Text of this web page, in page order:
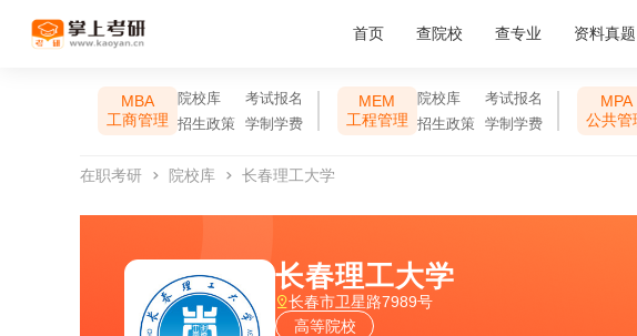
首页 查院校 查专业 资料真题
MBA
工商管理
院校库
考试报名
招生政策
学制学费
MEM
工程管理
院校库
考试报名
招生政策
学制学费
MPA
公共管
在职考研 院校库 长春理工大学
长春理工大学
长春市卫星路7989号
高等院校